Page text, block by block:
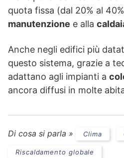
quota fissa (dal 20% al
manutenzione e alla
Anche negli edifici più
questo sistema, grazie a
adattano agli impianti a
ancora diffusi in molte
Di cosa si parla » Clima
Riscaldamento globale